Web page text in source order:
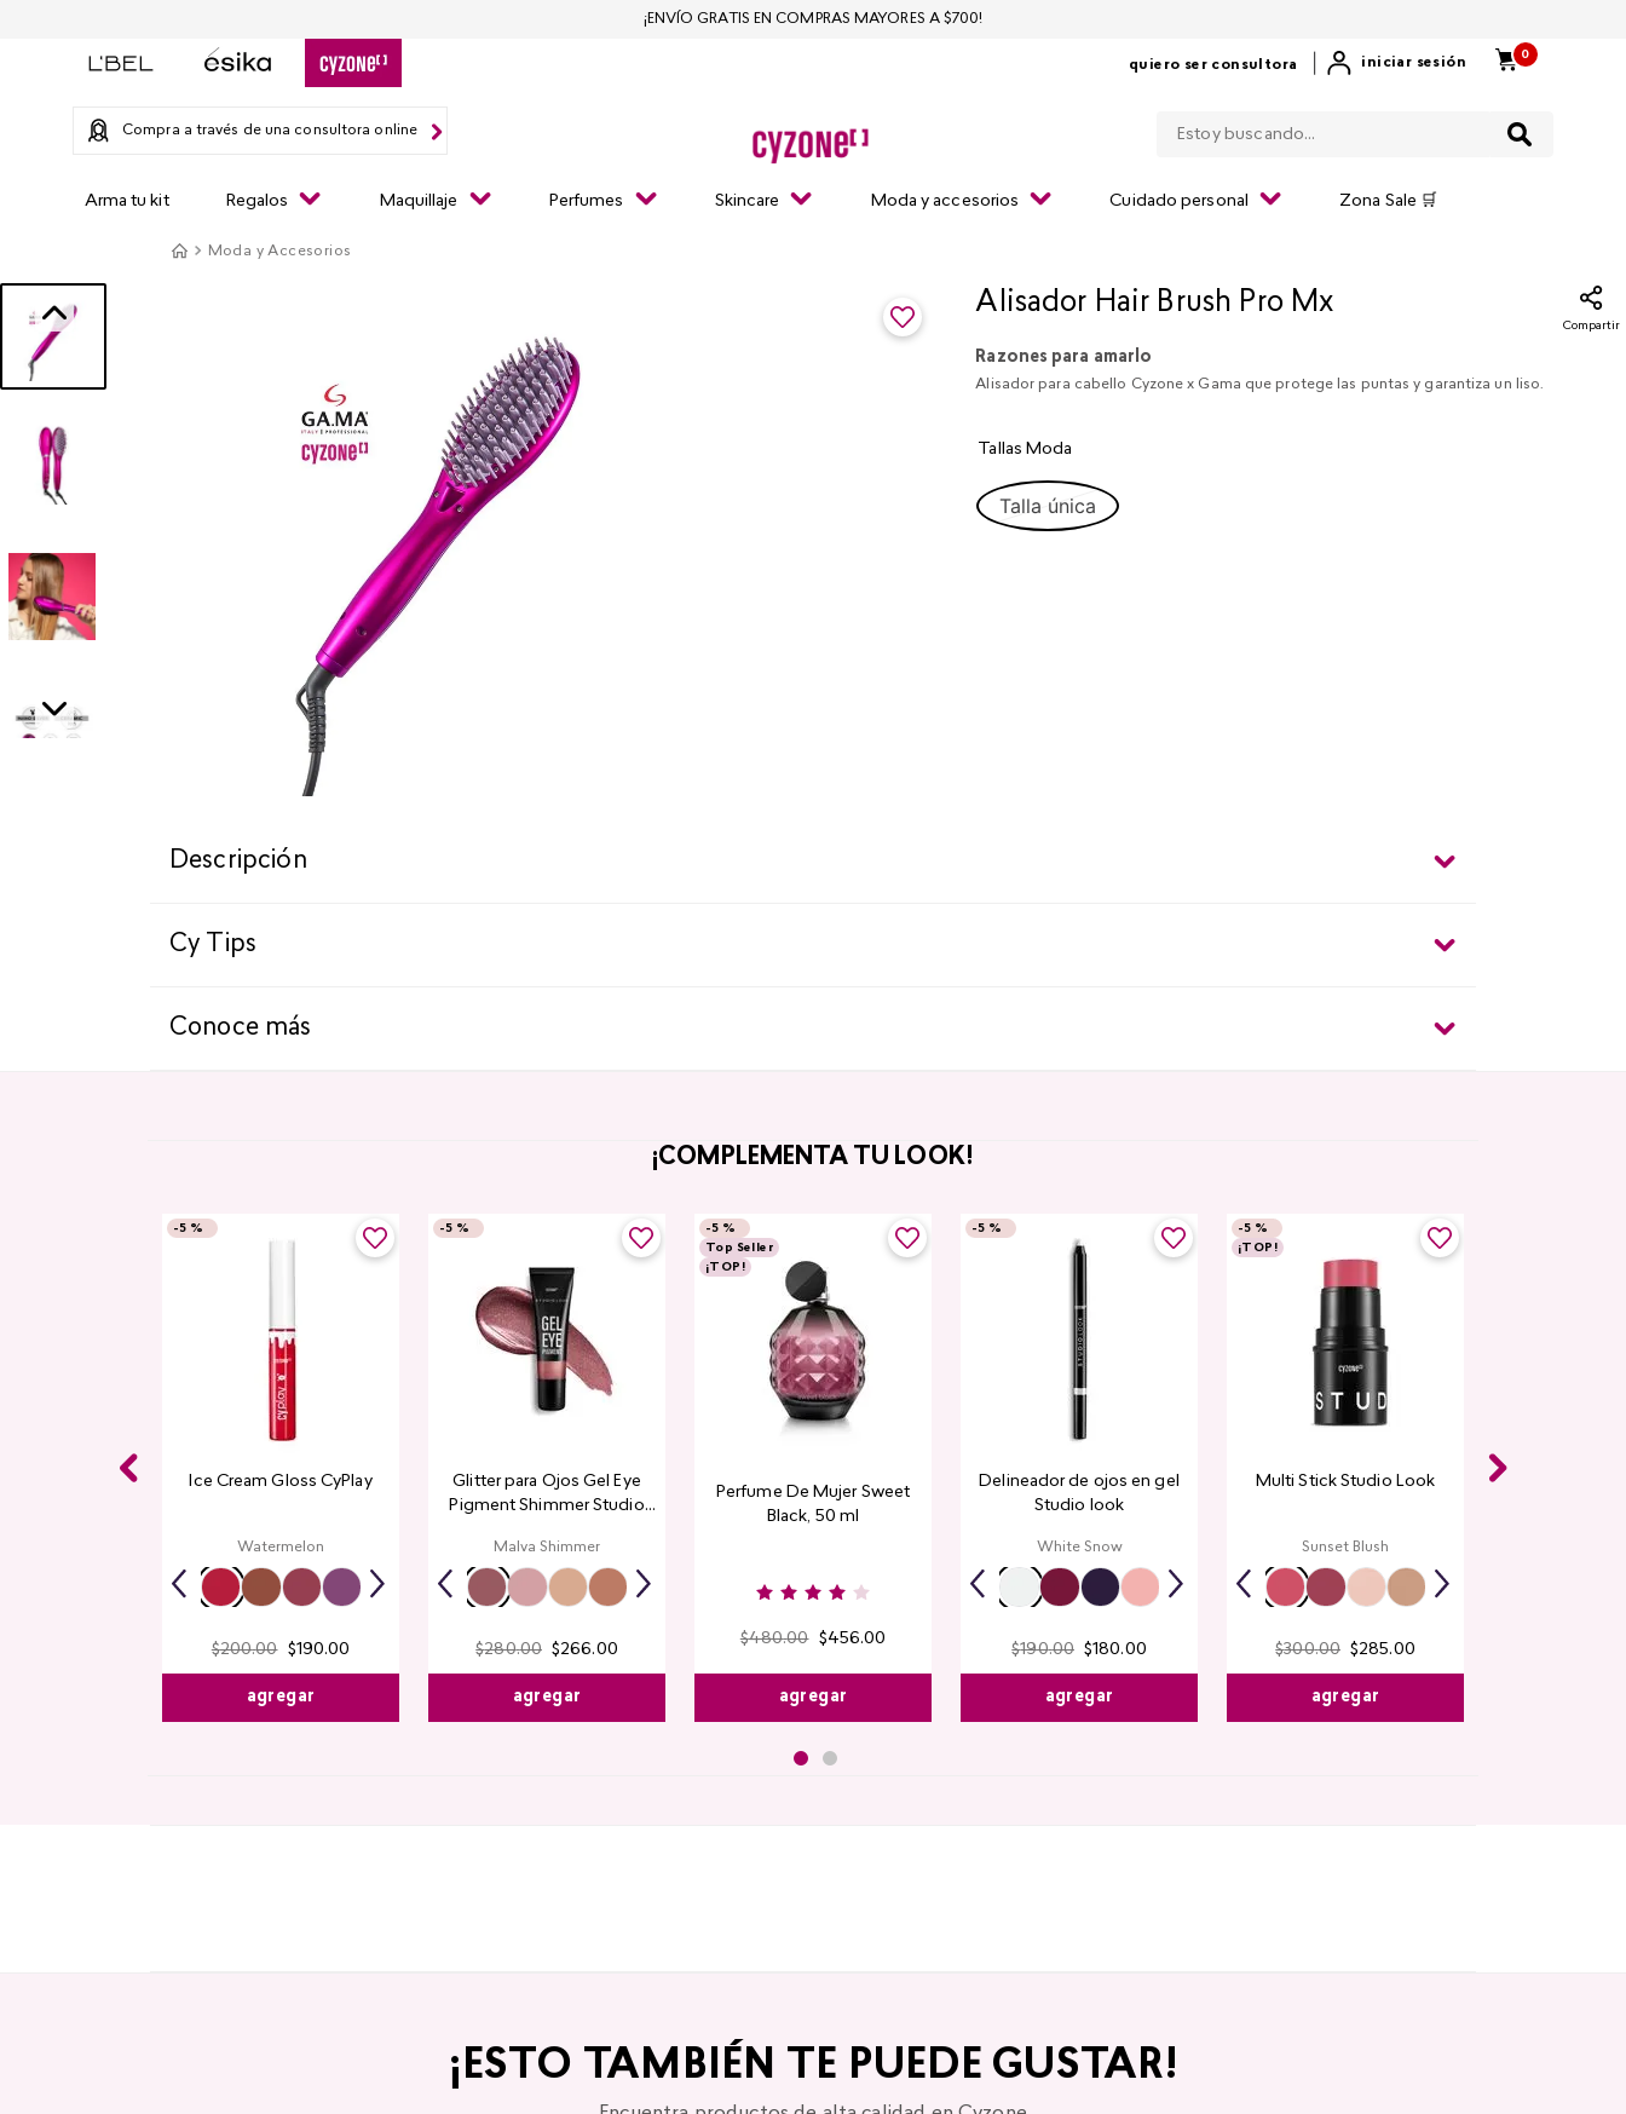
quiero ser consultora iniciar sesión
0
Compra a través de una consultora online
Arma tu kit Regalos Maquillaje Perfumes Skincare Moda y accesorios Cuidado personal Zona Sale 🛒
¡ENVÍO GRATIS EN COMPRAS MAYORES A $700!
Moda y Accesorios
Alisador Hair Brush Pro Mx
Compartir
Razones para amarlo
Alisador para cabello Cyzone x Gama que protege las puntas y garantiza un liso.
Tallas Moda
Talla única
Descripción
Cy Tips
Conoce más
¡COMPLEMENTA TU LOOK!
-5 %
Ice Cream Gloss CyPlay
Watermelon
$200.00 $190.00
agregar
-5 %
Glitter para Ojos Gel Eye
Pigment Shimmer Studio
Malva Shimmer
$280.00 $266.00
agregar
-5 %
Top Seller
¡TOP!
Perfume De Mujer Sweet
Black, 50 ml
$480.00 $456.00
agregar
-5 %
Delineador de ojos en gel
Studio look
White Snow
$190.00 $180.00
agregar
-5 %
¡TOP!
Multi Stick Studio Look
Sunset Blush
$300.00 $285.00
agregar
¡ESTO TAMBIÉN TE PUEDE GUSTAR!